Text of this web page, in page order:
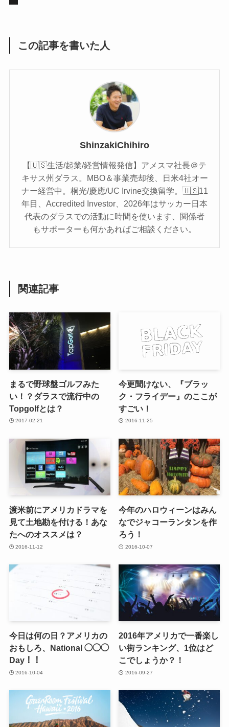
この記事を書いた人
ShinzakiChihiro
【🇺🇸生活/起業/経営情報発信】アメスマ社長＠テ
キサス州ダラス。MBO＆事業売却後、日米4社オー
ナー経営中。桐光/慶應/UC Irvine交換留学。🇺🇸11
年目、Accredited Investor、2026年はサッカー日本
代表のダラスでの活動に時間を使います、関係者
もサポーターも何かあればご相談ください。
関連記事
まるで野球盤ゴルフみた
い！？ダラスで流行中の
Topgolfとは？
2017-02-21
今更聞けない、『ブラッ
ク・フライデー』のここが
すごい！
2016-11-25
渡米前にアメリカドラマを
見て土地勘を付ける！あな
たへのオススメは？
2016-11-12
今年のハロウィーンはみん
なでジャコーランタンを作
ろう！
2016-10-07
今日は何の日？アメリカの
おもしろ、National ◯◯◯
Day！！
2016-10-04
2016年アメリカで一番楽し
い街ランキング、1位はど
こでしょうか？！
2016-09-27